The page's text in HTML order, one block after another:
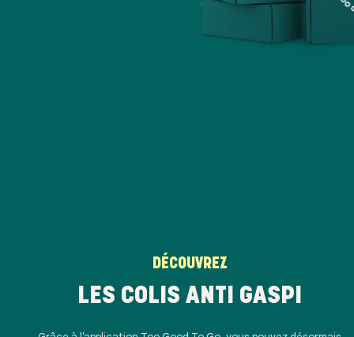
DÉCOUVREZ
LES COLIS ANTI GASPI